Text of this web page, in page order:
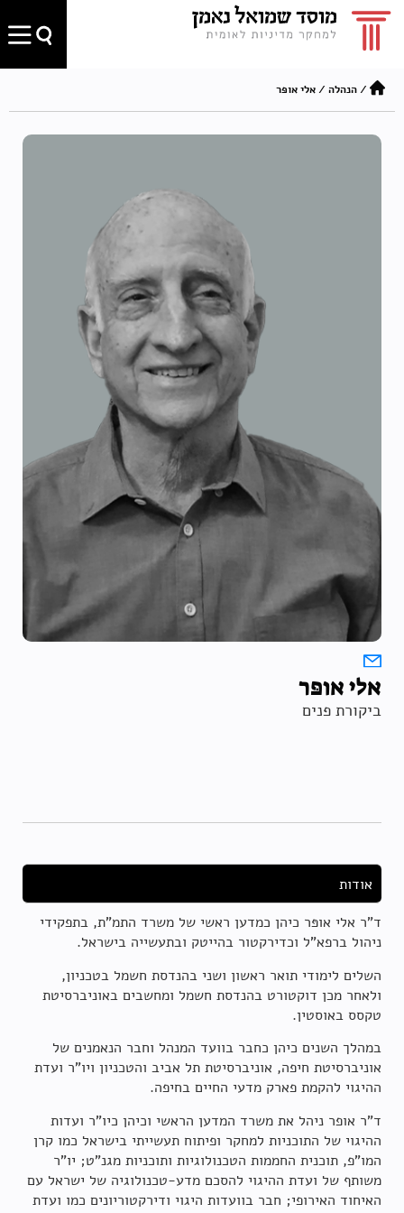
/הנהלה /אלי אופּר
אלי אופּר
ביקורת פנים
אודות
ד"ר אלי אופּר כיהן כמדען ראשי של משרד התמ"ת, בתפקידי
ניהול ברפא"ל וכדירקטור בהייטק ובתעשייה בישראל.
השלים לימודי תואר ראשון ושני בהנדסת חשמל בטכניון,
ולאחר מכן דוקטורט בהנדסת חשמל ומחשבים באוניברסיטת
טקסס באוסטין.
במהלך השנים כיהן כחבר בוועד המנהל וחבר הנאמנים של
אוניברסיטת חיפה, אוניברסיטת תל אביב והטכניון ויו"ר ועדת
ההיגוי להקמת פארק מדעי החיים בחיפה.
ד"ר אופר ניהל את משרד המדען הראשי וכיהן כיו"ר ועדות
ההיגוי של התוכניות למחקר ופיתוח תעשייתי בישראל כמו קרן
המו"פ, תוכנית החממות הטכנולוגיות ותוכניות מגנ"ט; יו"ר
משותף של ועדת ההיגוי להסכם מדע-טכנולוגיה של ישראל עם
האיחוד האירופי; חבר בוועדות היגוי ודירקטוריונים כמו ועדת